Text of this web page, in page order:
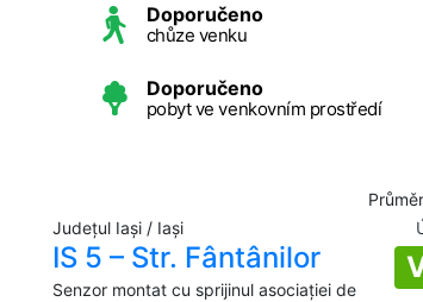
Doporučeno
chůze venku
Doporučeno
pobyt ve venkovním prostředí
Județul Iași / Iași
IS 5 – Str. Fântânilor
Senzor montat cu sprijinul asociației de